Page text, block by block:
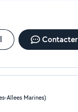
Contacter
Allees Marines)